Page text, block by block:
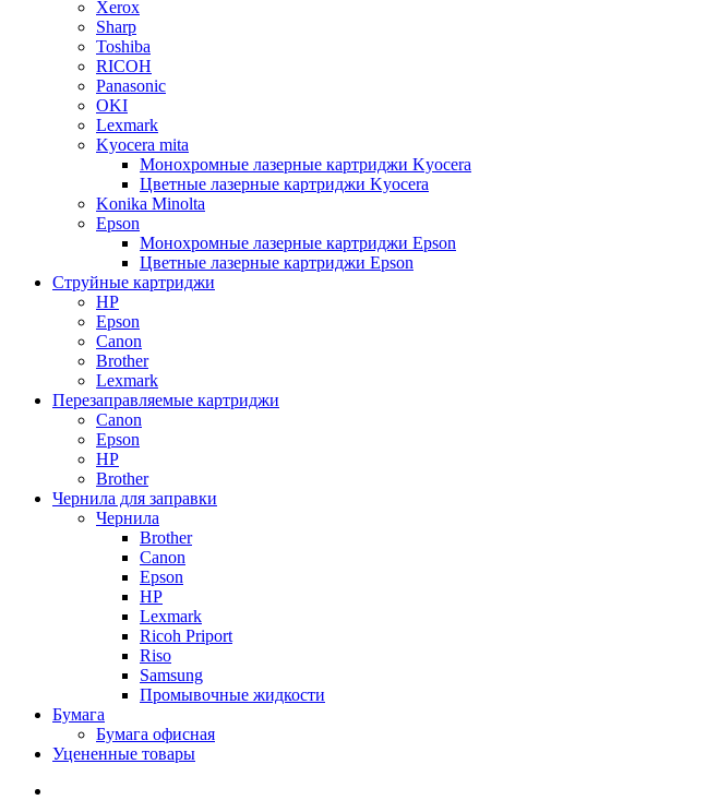
Xerox
Sharp
Toshiba
RICOH
Panasonic
OKI
Lexmark
Kyocera mita
Монохромные лазерные картриджи Kyocera
Цветные лазерные картриджи Kyocera
Konika Minolta
Epson
Монохромные лазерные картриджи Epson
Цветные лазерные картриджи Epson
Струйные картриджи
HP
Epson
Canon
Brother
Lexmark
Перезаправляемые картриджи
Canon
Epson
HP
Brother
Чернила для заправки
Чернила
Brother
Canon
Epson
HP
Lexmark
Ricoh Priport
Riso
Samsung
Промывочные жидкости
Бумага
Бумага офисная
Уцененные товары